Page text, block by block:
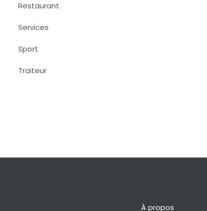
Restaurant
Services
Sport
Traiteur
À propos